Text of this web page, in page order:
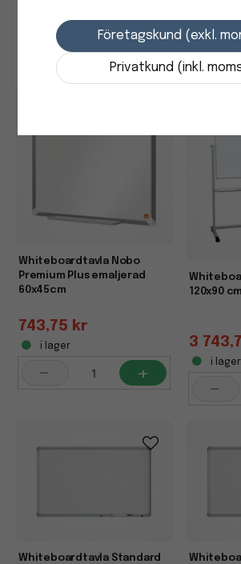
i lager
+
i lager
-
Whiteboardtavla Nobo
Premium Plus emaljerad
60x45cm
743,75 kr
i lager
- +
120x90 cm
3
i lager
-
Whiteboardtavla Standard
Företagskund (exkl.
Privatkund (inkl.